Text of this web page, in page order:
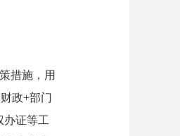
措施，用
政+部门
办证等工